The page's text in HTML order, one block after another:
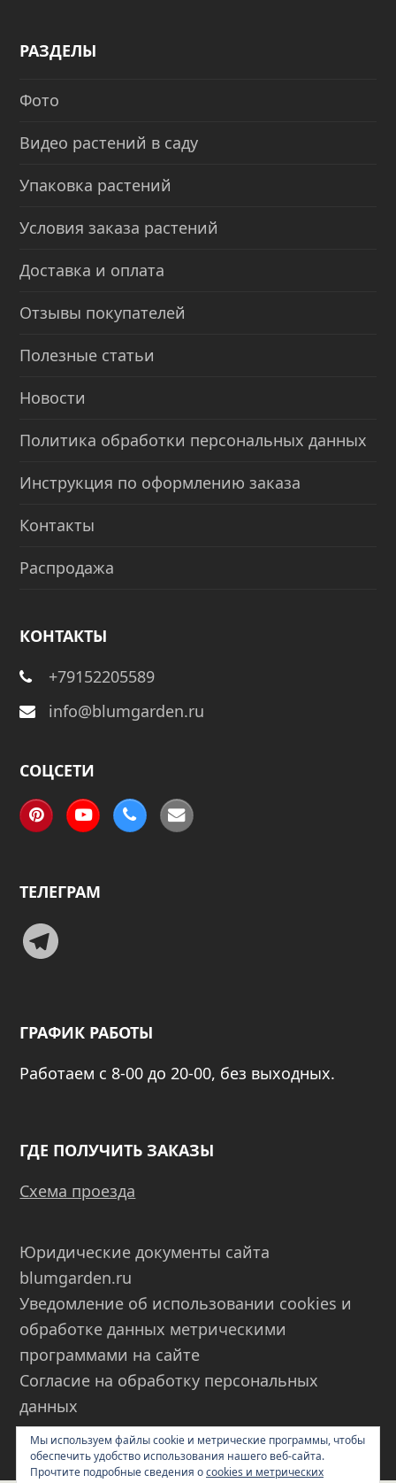
РАЗДЕЛЫ
Фото
Видео растений в саду
Упаковка растений
Условия заказа растений
Доставка и оплата
Отзывы покупателей
Полезные статьи
Новости
Политика обработки персональных данных
Инструкция по оформлению заказа
Контакты
Распродажа
КОНТАКТЫ
+79152205589
info@blumgarden.ru
СОЦСЕТИ
PinterestYouTubePhoneEmail
ТЕЛЕГРАМ
Telegram
ГРАФИК РАБОТЫ
Работаем с 8-00 до 20-00, без выходных.
ГДЕ ПОЛУЧИТЬ ЗАКАЗЫ
Схема проезда
Юридические документы сайта
blumgarden.ru
Уведомление об использовании cookies и
обработке данных метрическими
программами на сайте
Согласие на обработку персональных
данных
Пользовательское соглашение
Мы используем файлы cookie и метрические программы, чтобы
обеспечить удобство использования нашего веб-сайта.
Прочтите подробные сведения оcookies и метрических